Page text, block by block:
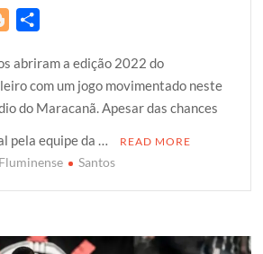
o
g
g
e
r
a
r
e
abriram a edição 2022 do
com um jogo movimentado neste
do Maracanã. Apesar das chances
pela equipe da …
READ MORE
Fluminense Santos